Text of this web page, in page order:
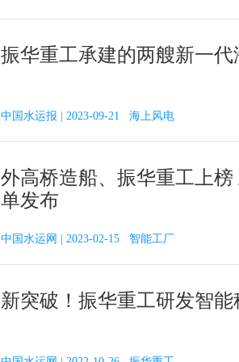
振华重工承建的两艘新一
中国水运报 | 2023-09-21 海上风电
外高桥造船、振华重工上榜
单发布
中国水运网 | 2023-02-15 智能工厂
新突破！振华重工研发智